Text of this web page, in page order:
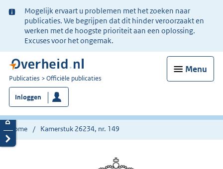
Ter
informatie:
Mogelijk ervaart u problemen met het zoeken naar
publicaties. We begrijpen dat dit hinder veroorzaakt en
werken met de hoogste prioriteit aan een oplossing.
Excuses voor het ongemak.
Menu
U
bent
nu
hier:
Publicaties Officiële publicaties
Inloggen
Home Kamerstuk 26234, nr. 149